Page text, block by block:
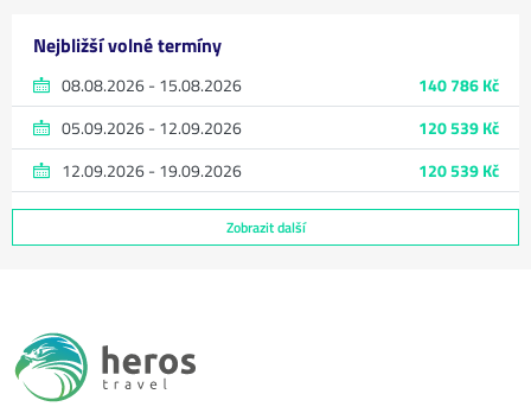
Nejbližší volné termíny
08.08.2026 - 15.08.2026
140 786 Kč
05.09.2026 - 12.09.2026
120 539 Kč
12.09.2026 - 19.09.2026
120 539 Kč
Zobrazit další